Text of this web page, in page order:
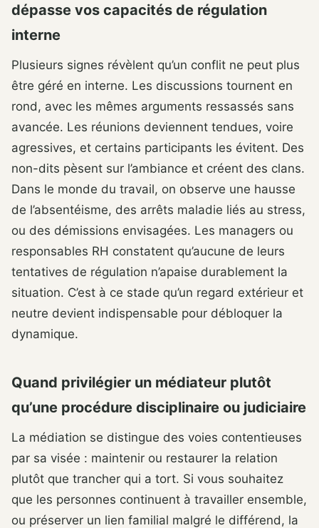
dépasse vos capacités de régulation
interne
Plusieurs signes révèlent qu’un conflit ne peut plus
être géré en interne. Les discussions tournent en
rond, avec les mêmes arguments ressassés sans
avancée. Les réunions deviennent tendues, voire
agressives, et certains participants les évitent. Des
non-dits pèsent sur l’ambiance et créent des clans.
Dans le monde du travail, on observe une hausse
de l’absentéisme, des arrêts maladie liés au stress,
ou des démissions envisagées. Les managers ou
responsables RH constatent qu’aucune de leurs
tentatives de régulation n’apaise durablement la
situation. C’est à ce stade qu’un regard extérieur et
neutre devient indispensable pour débloquer la
dynamique.
Quand privilégier un médiateur plutôt
qu’une procédure disciplinaire ou judiciaire
La médiation se distingue des voies contentieuses
par sa visée : maintenir ou restaurer la relation
plutôt que trancher qui a tort. Si vous souhaitez
que les personnes continuent à travailler ensemble,
ou préserver un lien familial malgré le différend, la